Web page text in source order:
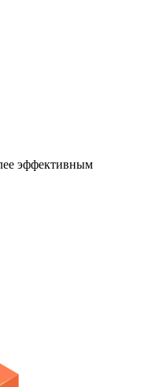
эффективным